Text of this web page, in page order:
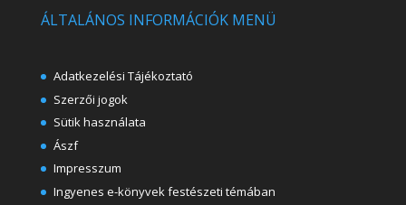
ÁLTALÁNOS INFORMÁCIÓK MENÜ
Adatkezelési Tájékoztató
Szerzői jogok
Sütik használata
Ászf
Impresszum
Ingyenes e-könyvek festészeti témában